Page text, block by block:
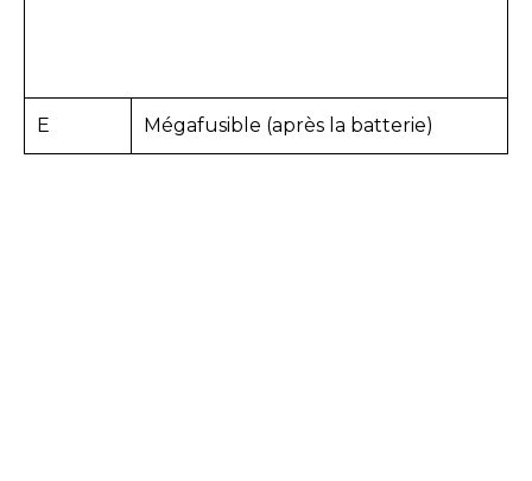
E Mégafusible (après la batterie)